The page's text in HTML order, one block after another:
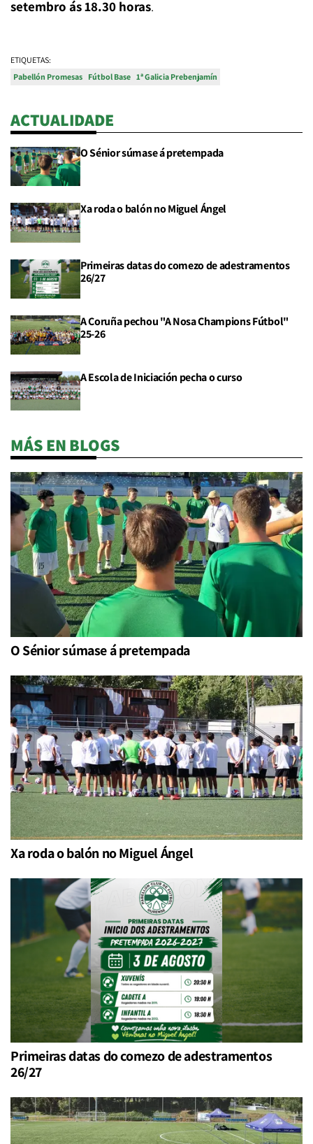
setembro ás 18.30 horas.
ETIQUETAS:
Pabellón Promesas Fútbol Base 1ª Galicia Prebenjamín
ACTUALIDADE
O Sénior súmase á pretempada
Xa roda o balón no Miguel Ángel
Primeiras datas do comezo de adestramentos
26/27
A Coruña pechou "A Nosa Champions Fútbol"
25-26
A Escola de Iniciación pecha o curso
MÁS EN BLOGS
O Sénior súmase á pretempada
Xa roda o balón no Miguel Ángel
Primeiras datas do comezo de adestramentos
26/27